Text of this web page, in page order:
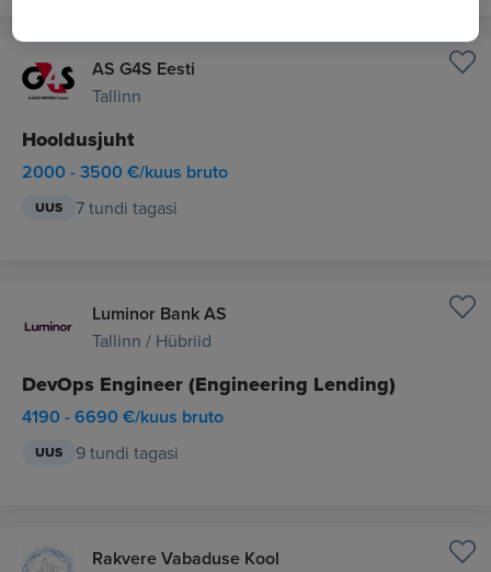
AS G4S Eesti
Tallinn
Hooldusjuht
2000 - 3500 €/kuus bruto
UUS 7 tundi tagasi
Luminor Bank AS
Tallinn / Hübriid
DevOps Engineer (Engineering Lending)
4190 - 6690 €/kuus bruto
UUS 9 tundi tagasi
Rakvere Vabaduse Kool